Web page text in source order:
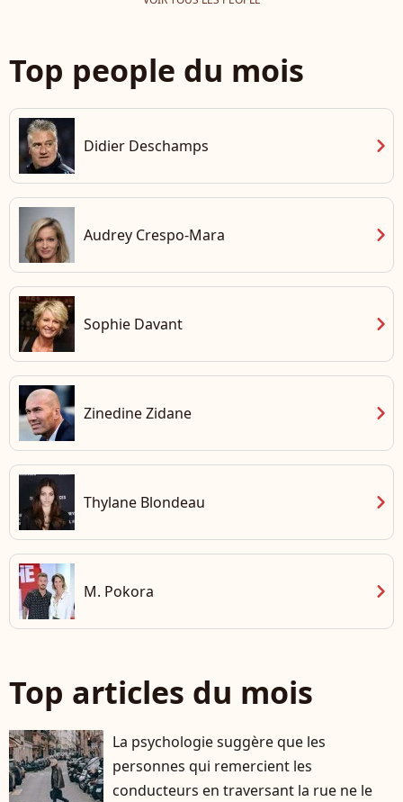
Top people du mois
Didier Deschamps chevron_right
Audrey Crespo-Mara chevron_right
Sophie Davant chevron_right
Zinedine Zidane chevron_right
Thylane Blondeau chevron_right
M. Pokora chevron_right
Top articles du mois
La psychologie suggère que les
personnes qui remercient les
conducteurs en traversant la rue ne le